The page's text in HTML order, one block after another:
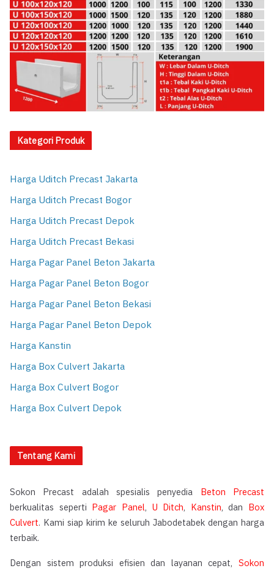
Kategori Produk
Harga Uditch Precast Jakarta
Harga Uditch Precast Bogor
Harga Uditch Precast Depok
Harga Uditch Precast Bekasi
Harga Pagar Panel Beton Jakarta
Harga Pagar Panel Beton Bogor
Harga Pagar Panel Beton Bekasi
Harga Pagar Panel Beton Depok
Harga Kanstin
Harga Box Culvert Jakarta
Harga Box Culvert Bogor
Harga Box Culvert Depok
Tentang Kami
Sokon Precast adalah spesialis penyedia Beton Precast
berkualitas seperti Pagar Panel, U Ditch, Kanstin, dan Box
Culvert. Kami siap kirim ke seluruh Jabodetabek dengan harga
terbaik.
Dengan sistem produksi efisien dan layanan cepat, Sokon